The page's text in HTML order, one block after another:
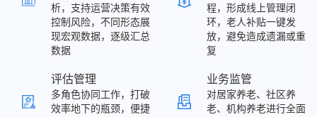
析，支持运营决策有效
控制风险，不同形态展
现宏观数据，逐级汇总
数据
程，形成线上管理闭
环，老人补贴一键发
放，避免造成遗漏或重
复
评估管理
多角色协同工作，打破
效率地下的瓶颈，便捷
业务监管
对居家养老、社区养
老、机构养老进行全面